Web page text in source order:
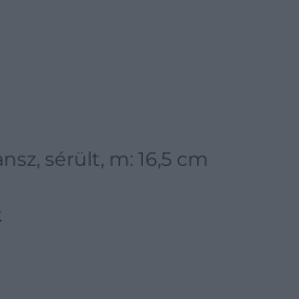
sérült, m: 16,5 cm